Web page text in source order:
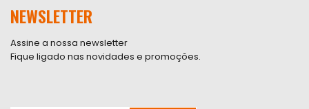
NEWSLETTER
Assine a nossa newsletter
Fique ligado nas novidades e promoções.